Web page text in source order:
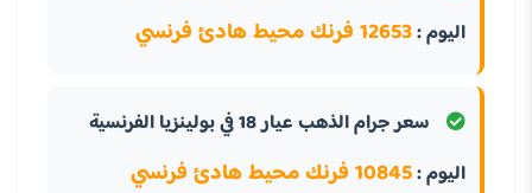
اليوم :12653 فرنك محيط هادئ فرنسي
سعر جرام الذهب عيار 18 في بولينزيا الفرنسية
اليوم :10845 فرنك محيط هادئ فرنسي